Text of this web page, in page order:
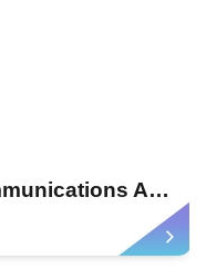
Maravi's Interstellar Communications An Invitation from Hualien